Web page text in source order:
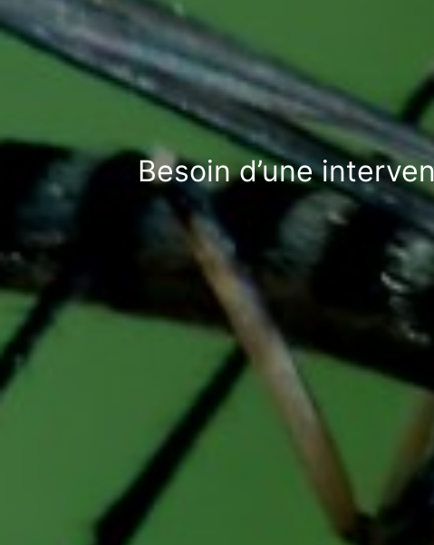
Besoin d’une